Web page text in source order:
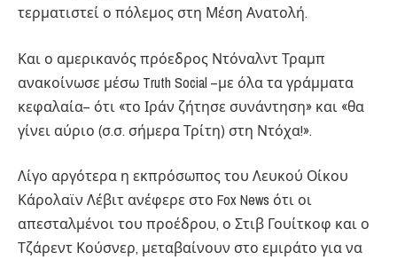
τερματιστεί ο πόλεμος στη Μέση Ανατολή.
Και ο αμερικανός πρόεδρος Ντόναλντ Τραμπ
ανακοίνωσε μέσω Truth Social –με όλα τα γράμματα
κεφαλαία– ότι «το Ιράν ζήτησε συνάντηση» και «θα
γίνει αύριο (σ.σ. σήμερα Τρίτη) στη Ντόχα!».
Λίγο αργότερα η εκπρόσωπος του Λευκού Οίκου
Κάρολαϊν Λέβιτ ανέφερε στο Fox News ότι οι
απεσταλμένοι του προέδρου, ο Στιβ Γουίτκοφ και ο
Τζάρεντ Κούσνερ, μεταβαίνουν στο εμιράτο για να